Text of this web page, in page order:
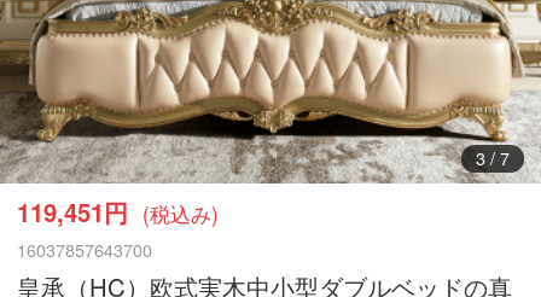
3/ 7
119,451円 (税込み)
16037857643700
皇承（HC）欧式実木中小型ダブルベッドの真